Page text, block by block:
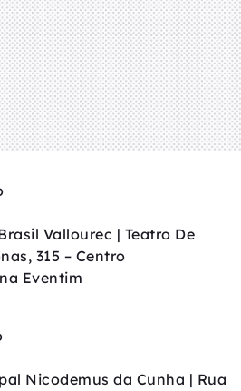
Vallourec | Teatro De
315 – Centro
Eventim
Nicodemus da Cunha | Rua